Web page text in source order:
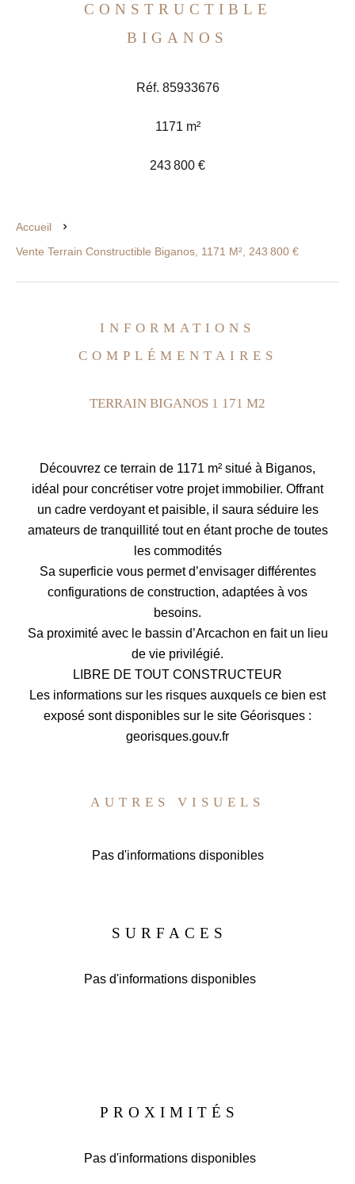
CONSTRUCTIBLE
BIGANOS
Réf. 85933676
1171 m²
243 800 €
Accueil
Vente Terrain Constructible Biganos, 1171 M², 243 800 €
INFORMATIONS
COMPLÉMENTAIRES
TERRAIN BIGANOS 1 171 M2
Découvrez ce terrain de 1171 m² situé à Biganos,
idéal pour concrétiser votre projet immobilier. Offrant
un cadre verdoyant et paisible, il saura séduire les
amateurs de tranquillité tout en étant proche de toutes
les commodités
Sa superficie vous permet d’envisager différentes
configurations de construction, adaptées à vos
besoins.
Sa proximité avec le bassin d’Arcachon en fait un lieu
de vie privilégié.
LIBRE DE TOUT CONSTRUCTEUR
Les informations sur les risques auxquels ce bien est
exposé sont disponibles sur le site Géorisques :
georisques.gouv.fr
AUTRES VISUELS
Pas d'informations disponibles
SURFACES
Pas d'informations disponibles
PROXIMITÉS
Pas d'informations disponibles